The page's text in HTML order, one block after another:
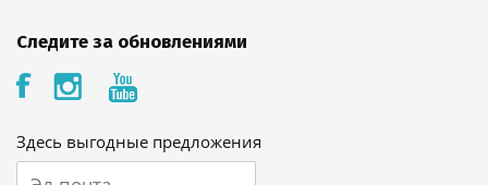
Следите за обновлениями
Здесь выгодные предложения